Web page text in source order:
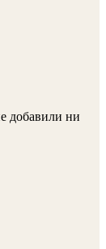
добавили ни